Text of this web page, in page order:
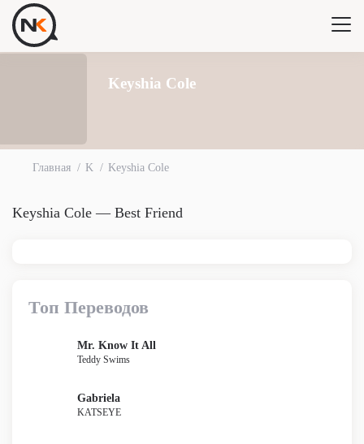
Keyshia Cole
Главная K Keyshia Cole
Keyshia Cole — Best Friend
Топ Переводов
Mr. Know It All
Teddy Swims
Gabriela
KATSEYE